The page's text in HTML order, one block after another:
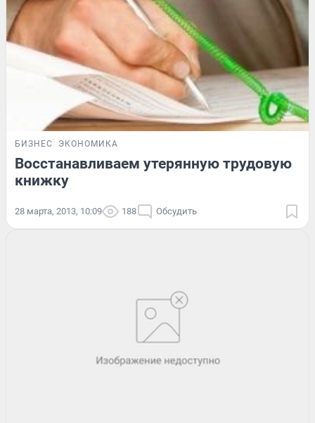
БИЗНЕС ЭКОНОМИКА
Восстанавливаем утерянную трудовую
книжку
28 марта, 2013, 10:09 188 Обсудить